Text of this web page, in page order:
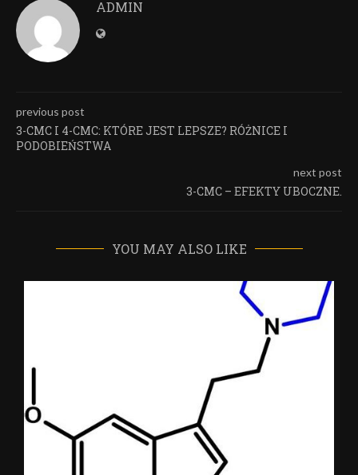
ADMIN
previous post
3-CMC I 4-CMC: KTÓRE JEST LEPSZE? RÓŻNICE I
PODOBIEŃSTWA
next post
3-CMC – EFEKTY UBOCZNE.
YOU MAY ALSO LIKE